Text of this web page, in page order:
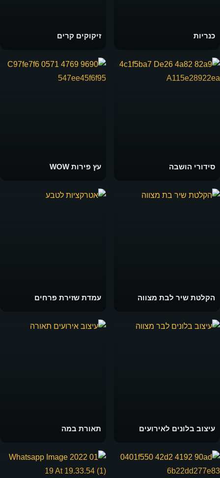
כנריות זיקוקים קרים
סידורי הושבה עץ פירות WOW
הקלטת שיר לבת מצווה עמדת שזירת פרחים
עיצוב בלונים לאירועים תאורת במה